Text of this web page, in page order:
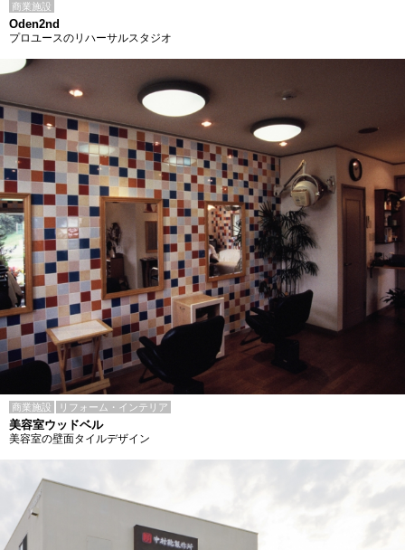
商業施設
Oden2nd
プロユースのリハーサルスタジオ
商業施設 リフォーム・インテリア
美容室ウッドベル
美容室の壁面タイルデザイン